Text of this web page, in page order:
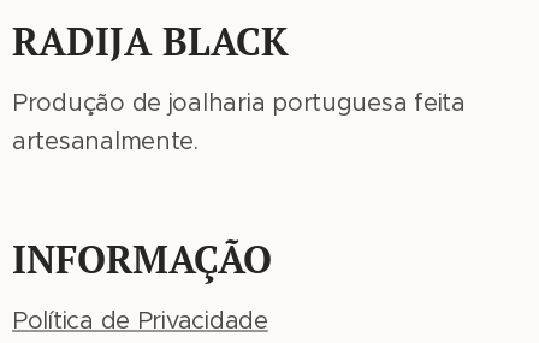
RADIJA BLACK
Produção de joalharia portuguesa feita
artesanalmente.
INFORMAÇÃO
Política de Privacidade